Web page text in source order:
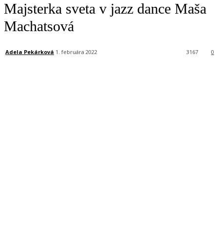
Majsterka sveta v jazz dance Maša
Machatsová
Adela Pekárková 1. februára 2022 0
3167